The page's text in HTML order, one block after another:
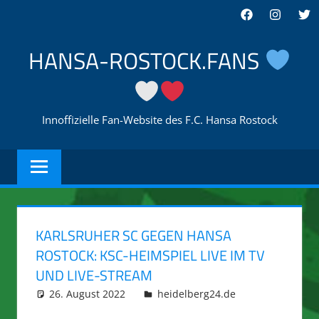
springen
Facebook
HANSA-ROSTOCK.FANS
Innoffizielle Fan-Website des F.C. Hansa Rostock
KARLSRUHER SC GEGEN HANSA
ROSTOCK: KSC-HEIMSPIEL LIVE IM TV
UND LIVE-STREAM
26. August 2022 integromat
heidelberg24.de